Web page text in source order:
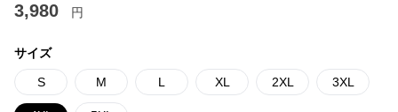
3,980 円
サイズ
S M L XL 2XL 3XL